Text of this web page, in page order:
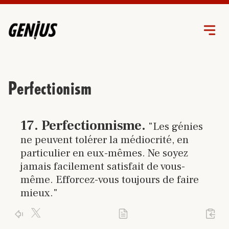
Perfectionism
Cliquez sur le lien pour accéder
17. Perfectionnisme. "Les génies
ne peuvent tolérer la médiocrité, en
particulier en eux-mêmes. Ne soyez
jamais facilement satisfait de vous-
même. Efforcez-vous toujours de faire
mieux."
Activez votre génie et utilisez votre
Cliquez sur le logo X pour publier un